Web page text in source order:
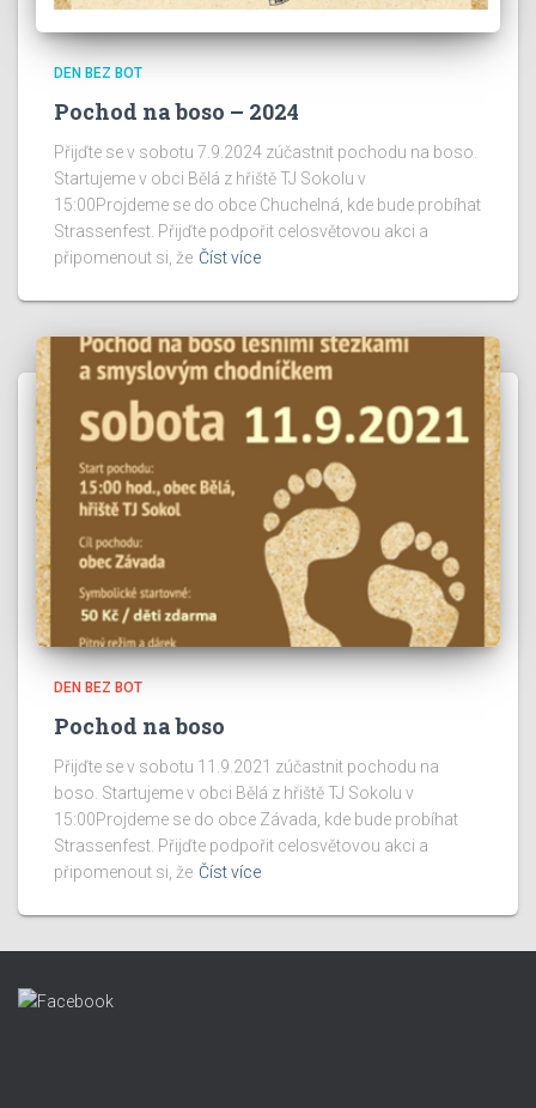
DEN BEZ BOT
Pochod na boso – 2024
Přijďte se v sobotu 7.9.2024 zúčastnit pochodu na boso.
Startujeme v obci Bělá z hřiště TJ Sokolu v
15:00Projdeme se do obce Chuchelná, kde bude probíhat
Strassenfest. Přijďte podpořit celosvětovou akci a
připomenout si, že Číst více
DEN BEZ BOT
Pochod na boso
Přijďte se v sobotu 11.9.2021 zúčastnit pochodu na
boso. Startujeme v obci Bělá z hřiště TJ Sokolu v
15:00Projdeme se do obce Závada, kde bude probíhat
Strassenfest. Přijďte podpořit celosvětovou akci a
připomenout si, že Číst více